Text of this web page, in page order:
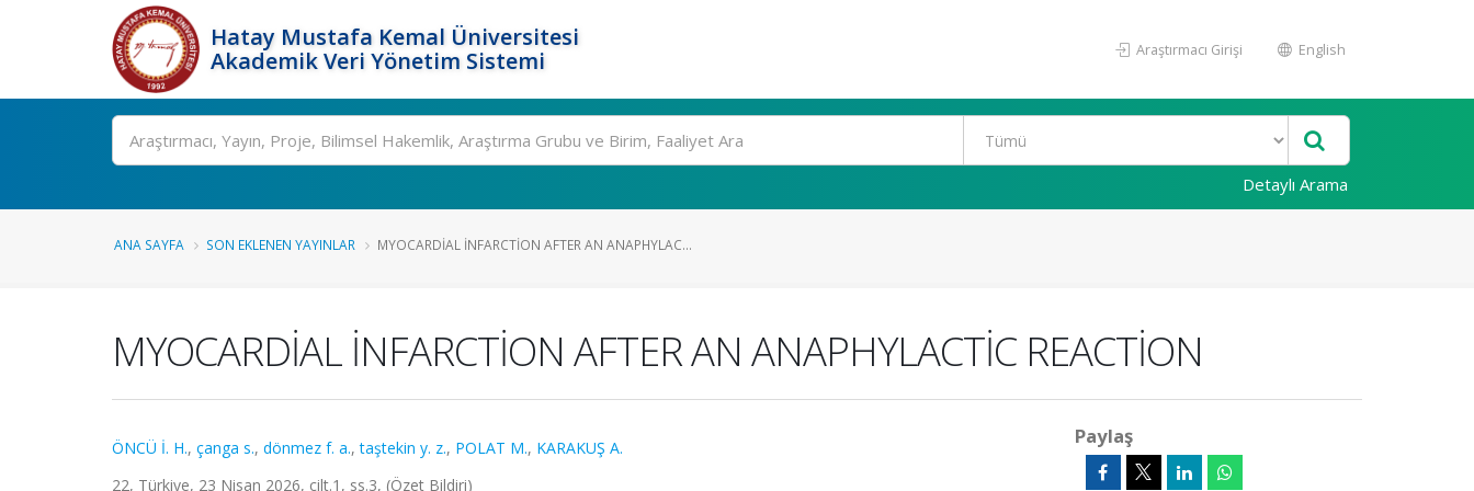
Hatay Mustafa Kemal Üniversitesi
Akademik Veri Yönetim Sistemi
Araştırmacı Girişi English
Ara
Detaylı Arama
ANA SAYFA SON EKLENEN YAYINLAR MYOCARDİAL İNFARCTİON AFTER AN ANAPHYLAC...
MYOCARDİAL İNFARCTİON AFTER AN ANAPHYLACTİC REACTİON
ÖNCÜ İ. H., çanga s., dönmez f. a.,taştekin y. z., POLAT M., KARAKUŞ A.
22, Türkiye, 23 Nisan 2026, cilt.1, ss.3, (Özet Bildiri)
Paylaş